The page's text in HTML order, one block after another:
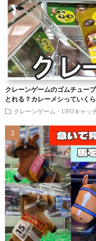
クレーンゲームのゴムチュー
とれる？カレーメシっていく
クレーンゲーム・UFOキャッ